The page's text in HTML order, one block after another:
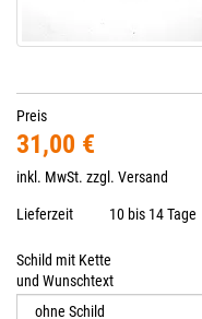
Preis
31,00 €
inkl. MwSt. zzgl. Versand
Lieferzeit 10 bis 14 Tage
Schild mit Kette
und Wunschtext